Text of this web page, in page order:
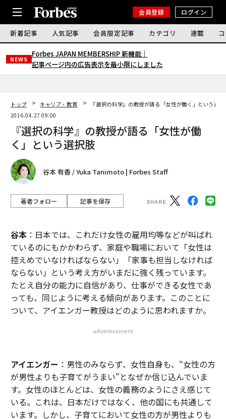
会員登録 ログイン
新着記事 人気記事 会員限定記事 カテゴリ 連載
NEWS
Forbes JAPAN MEMBERSHIP 新機能｜
記事ページ内の広告表示を最小限にしました
トップ キャリア・教育
『選択の科学』の教授が語る「女性が働く」という選択
2016.04.27 09:00
『選択の科学』の教授が語る「女性が働
く」という選択肢
谷本 有香 / Yuka Tanimoto | Forbes Staff
著者フォロー 記事を保存
谷本：日本では、これだけ女性の雇用均等などが叫ばれ
ているのにもかかわらず、家庭や職場において「女性は
控えめでいなければならない」「家事も担当しなければ
ならない」という考え方がいまだに強く残っています。
たとえ自分の能力に自信があり、仕事ができる女性であ
っても、同じように考える傾向があります。このことに
ついて、アイエンガー教授はどのように思われますか。
advertisement
アイエンガー ：男性のみならず、女性自身も、“女性の方
が男性よりも子育てがうまい”となぜか信じ込んでいま
す。女性のほとんどは、女性の義務のようにさえ感じて
いる。これは、日本だけではなく、他の国にも共通して
います。しかし、子育てにおいて女性の方が男性よりも